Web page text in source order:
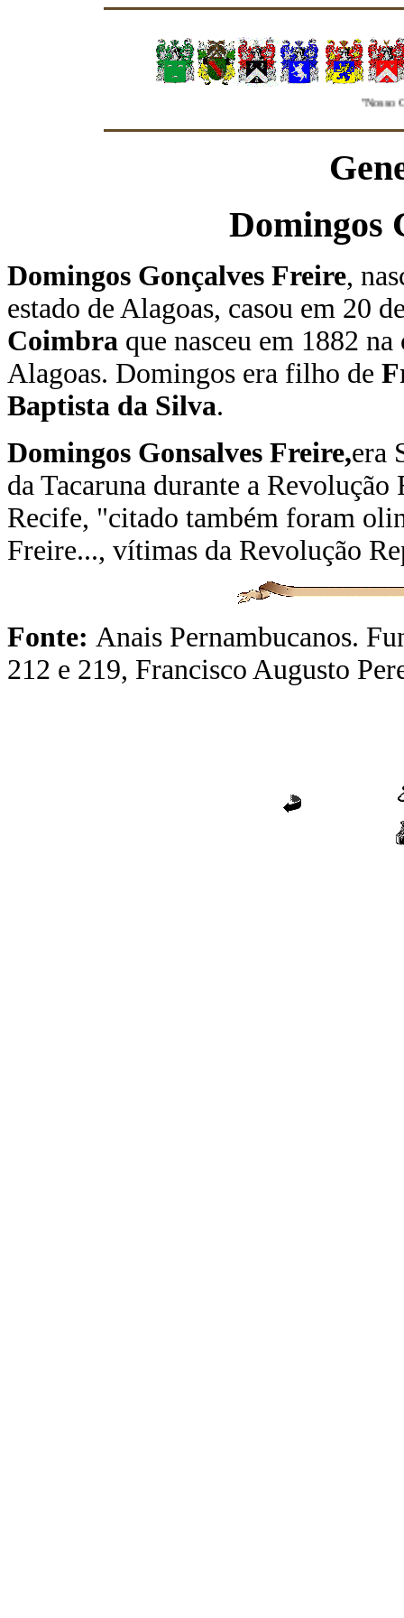
"Nosso
Domingos
Domingos Gonçalves Freire,
estado de Alagoas, casou em 20
Coimbra que nasceu em 1882
Alagoas. Domingos era filho de
Baptista da Silva.
Domingos Gonsalves Freire,era
da Tacaruna durante a
Recife, "citado também foram
Freire..., vítimas da Revolução
Fonte: Anais Pernambucanos.
212 e 219, Francisco Augusto